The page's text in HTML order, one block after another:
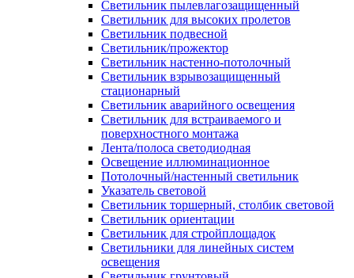
Светильник пылевлагозащищенный
Светильник для высоких пролетов
Светильник подвесной
Светильник/прожектор
Светильник настенно-потолочный
Светильник взрывозащищенный
стационарный
Светильник аварийного освещения
Светильник для встраиваемого и
поверхностного монтажа
Лента/полоса светодиодная
Освещение иллюминационное
Потолочный/настенный светильник
Указатель световой
Светильник торшерный, столбик световой
Светильник ориентации
Светильник для стройплощадок
Светильники для линейных систем
освещения